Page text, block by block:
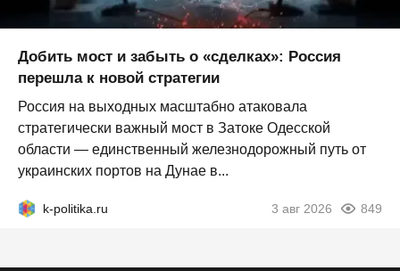
Добить мост и забыть о «сделках»: Россия
перешла к новой стратегии
Россия на выходных масштабно атаковала
стратегически важный мост в Затоке Одесской
области — единственный железнодорожный путь от
украинских портов на Дунае в...
k-politika.ru 3 авг 2026 849